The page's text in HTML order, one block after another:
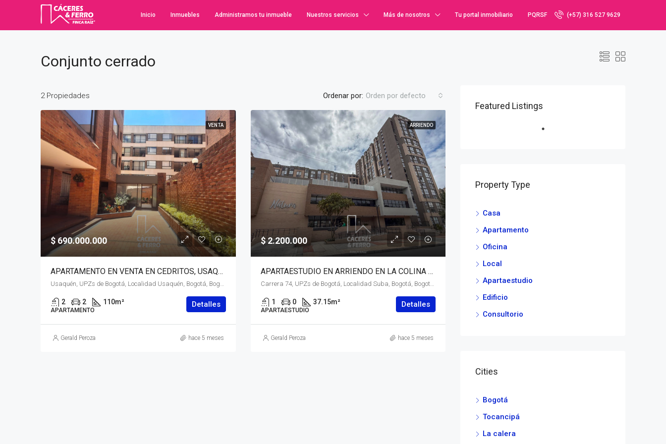
Inicio Inmuebles Administramos tu inmueble Nuestros servicios Más de nosotros Tu portal inmobiliario PQRSF (+57) 316 527 9629
Conjunto cerrado
2 Propiedades Ordenar por: Orden por defecto
VENTA
$ 690.000.000
APARTAMENTO EN VENTA EN CEDRITOS, USAQUÉN, BOGOTÁ, D.C. – (964)
2 2 110m²
APARTAMENTO
Detalles
Gerald Peroza hace 5 meses
ARRIENDO
$ 2.200.000
APARTAESTUDIO EN ARRIENDO EN LA COLINA CAMPESTRE, SUBA, BOGOTÁ, D.C. – (969)
Carrera 74, UPZs de Bogotá, Localidad Suba, Bogotá, Bogotá, Distrito Capital, RAP (Especial) Central, 111156, Colombia
1 0 37.15m²
APARTAESTUDIO
Detalles
Gerald Peroza hace 5 meses
Featured Listings
Property Type
Casa
Apartamento
Oficina
Local
Apartaestudio
Edificio
Consultorio
Cities
Bogotá
Tocancipá
La calera